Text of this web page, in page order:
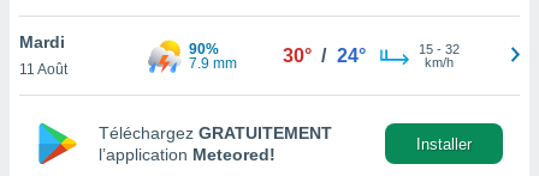
le
ainsi
un
Mardi
11 Août
90%
7.9 mm
30° / 24° 15- 32
km/h
Téléchargez GRATUITEMENT
l’application Meteored!
Installer